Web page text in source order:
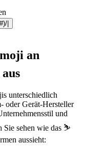
|
an
unterschiedlich
oder Gerät-Hersteller
und
Sie sehen wie das ⛷️
aussieht: